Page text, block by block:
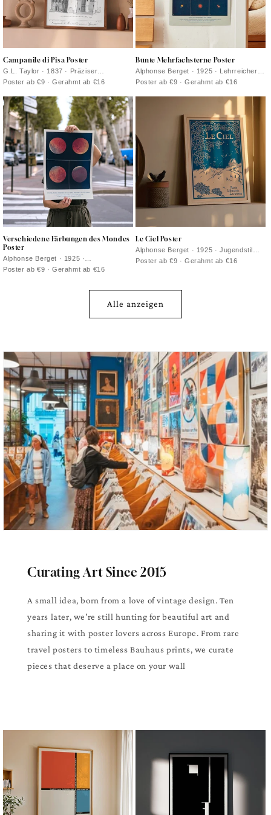
Campanile di Pisa Poster
G.L. Taylor · 1837 · Präziser
architektonischer Kunstdruck des
Monochromie
Poster ab €9 · Gerahmt ab €16
Bunte Mehrfachsterne Poster
Alphonse Berget · 1925 · Lehrreicher
Astronomie-Poster in klarem Blau mit
verbindenden Linien
Poster ab €9 · Gerahmt ab €16
Verschiedene Färbungen des Mondes
Poster
Alphonse Berget · 1925 ·
Diagrammartiger wissenschaftlicher
Poster ab €9 · Gerahmt ab €16
Le Ciel Poster
Alphonse Berget · 1925 · Jugendstil
Poster zur Astronomie mit tiefblauem
Poster ab €9 · Gerahmt ab €16
Alle anzeigen
Curating Art Since 2015
A small idea, born from a love of vintage design. Ten
years later, we're still hunting for beautiful art and
sharing it with poster lovers across Europe. From rare
travel posters to timeless Bauhaus prints, we curate
pieces that deserve a place on your wall